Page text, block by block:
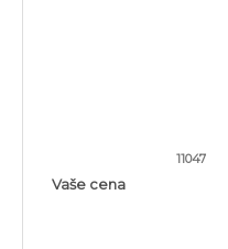
11047
Vaše cena